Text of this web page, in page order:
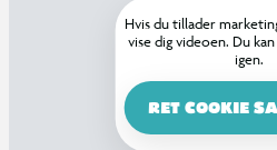
Hvis du tillader
vise dig videoen. Du
igen.
RET COOKIE